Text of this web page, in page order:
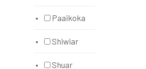
Paaikoka
Shiwiar
Shuar